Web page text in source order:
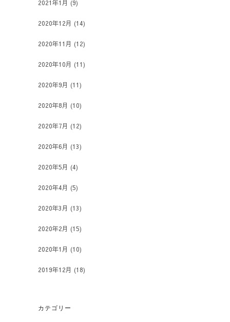
2021年1月 (9)
2020年12月 (14)
2020年11月 (12)
2020年10月 (11)
2020年9月 (11)
2020年8月 (10)
2020年7月 (12)
2020年6月 (13)
2020年5月 (4)
2020年4月 (5)
2020年3月 (13)
2020年2月 (15)
2020年1月 (10)
2019年12月 (18)
カテゴリー